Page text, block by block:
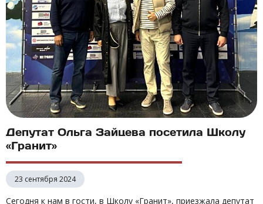
Депутат Ольга Зайцева посетила Школу
«Гранит»
23 сентября 2024
Сегодня к нам в гости, в Школу «Гранит», приезжала депутат